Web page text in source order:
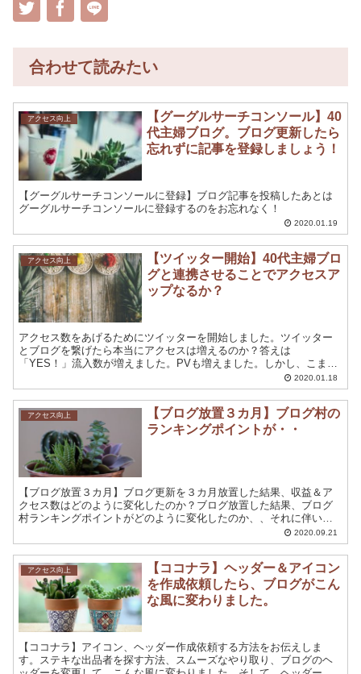
合わせて読みたい
アクセス向上
【グーグルサーチコンソール】40
代主婦ブログ。ブログ更新したら
忘れずに記事を登録しましょう！
【グーグルサーチコンソールに登録】ブログ記事を投稿したあとは
グーグルサーチコンソールに登録するのをお忘れなく！
2020.01.19
アクセス向上
【ツイッター開始】40代主婦ブロ
グと連携させることでアクセスア
ップなるか？
アクセス数をあげるためにツイッターを開始しました。ツイッター
とブログを繋げたら本当にアクセスは増えるのか？答えは
「YES！」流入数が増えました。PVも増えました。しかし、こまめ
につぶやかないと流入はあっという間にゼロに落ちますが。2020.01.18
アクセス向上
【ブログ放置３カ月】ブログ村の
ランキングポイントが・・
【ブログ放置３カ月】ブログ更新を３カ月放置した結果、収益＆ア
クセス数はどのように変化したのか？ブログ放置した結果、ブログ
村ランキングポイントがどのように変化したのか、、それに伴い、
ブログ村ランキングがどうなっていったのかお伝えしています。
2020.09.21
アクセス向上
【ココナラ】ヘッダー＆アイコン
を作成依頼したら、ブログがこん
な風に変わりました。
【ココナラ】アイコン、ヘッダー作成依頼する方法をお伝えしま
す。ステキな出品者を探す方法、スムーズなやり取り、ブログのヘ